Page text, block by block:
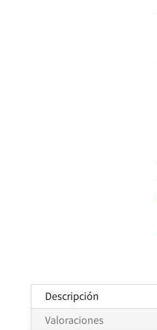
Descripción
Valoraciones